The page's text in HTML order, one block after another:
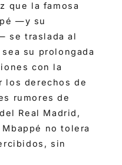
que la famosa
—y su
se traslada al
su prolongada
con la
los derechos de
rumores de
Real Madrid,
no tolera
sin